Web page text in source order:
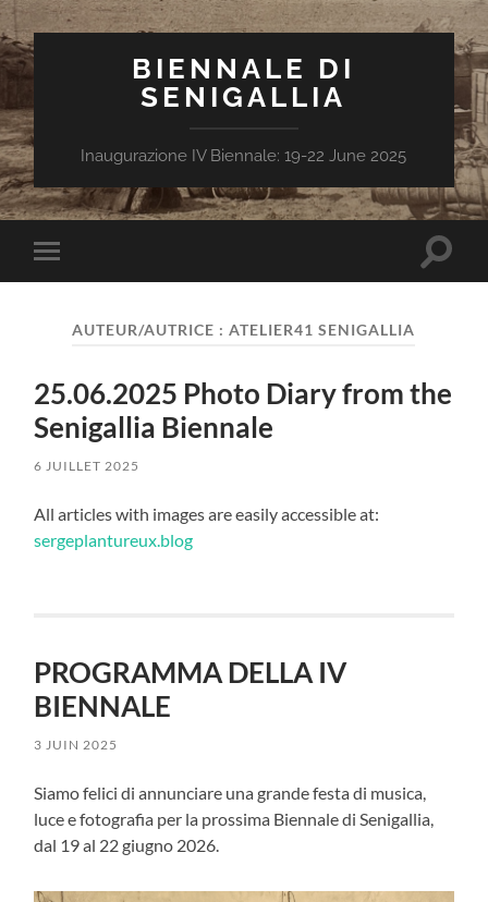
BIENNALE DI
SENIGALLIA
Inaugurazione IV Biennale: 19-22 June 2025
Toggle
mobile
Toggle
AUTEUR/AUTRICE :ATELIER41 SENIGALLIA
25.06.2025 Photo Diary from the
Senigallia Biennale
6 JUILLET 2025
All articles with images are easily accessible at:
sergeplantureux.blog
PROGRAMMA DELLA IV
BIENNALE
3 JUIN 2025
Siamo felici di annunciare una grande festa di musica,
luce e fotografia per la prossima Biennale di Senigallia,
dal 19 al 22 giugno 2026.